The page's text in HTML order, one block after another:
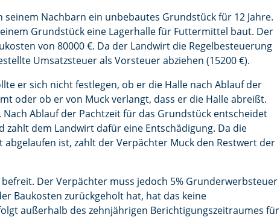
Nachbarn ein unbebautes Grundstück für 12 Jahre.
Grundstück eine Lagerhalle für Futtermittel baut. Der
von 80000 €. Da der Landwirt die Regelbesteuerung
Umsatzsteuer als Vorsteuer abziehen (15200 €).
er sich nicht festlegen, ob er die Halle nach Ablauf der
oder ob er von Muck verlangt, dass er die Halle abreißt.
Ablauf der Pachtzeit für das Grundstück entscheidet
dem Landwirt dafür eine Entschädigung. Da die
ist, zahlt der Verpächter Muck den Restwert der
Der Verpächter muss jedoch 5% Grunderwerbsteuer
Baukosten zurückgeholt hat, hat das keine
außerhalb des zehnjährigen Berichtigungszeitraumes für